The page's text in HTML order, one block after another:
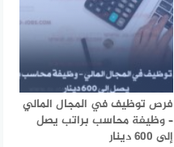
فرص توظيف في المجال المالي
– وظيفة محاسب براتب يصل
إلى 600 دينار